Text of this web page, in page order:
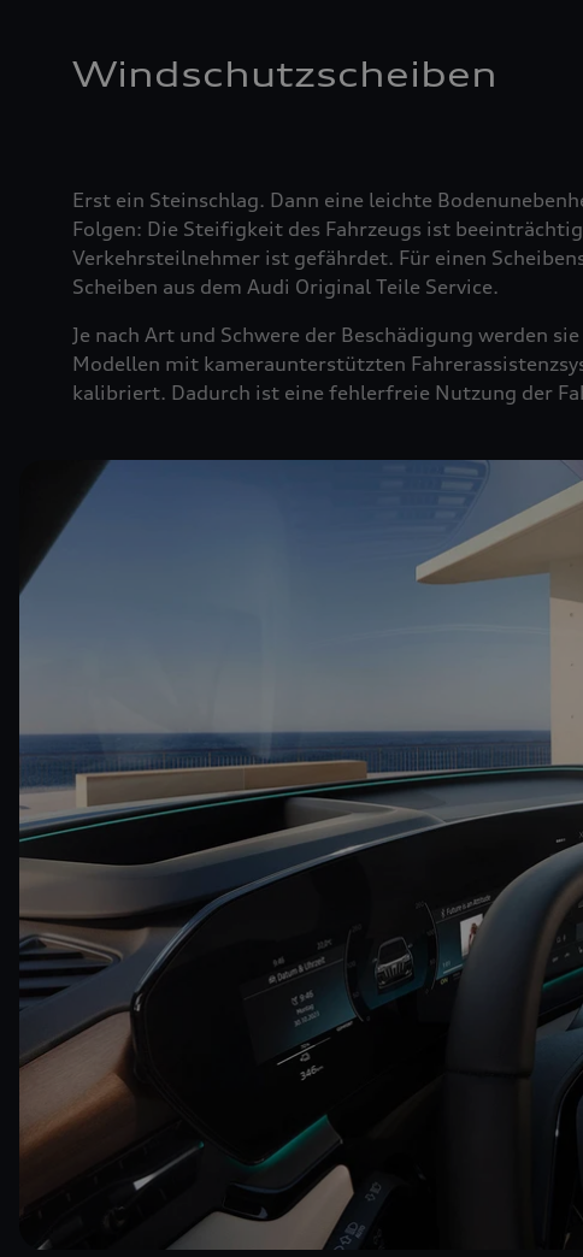
Windschutzscheiben
Erst ein Steinschlag. Dann eine leichte
Folgen: Die Steifigkeit des Fahrzeugs ist
Verkehrsteilnehmer ist gefährdet. Für einen
Scheiben aus dem Audi Original Teile Service.
Je nach Art und Schwere der Beschädigung werden
Modellen mit kameraunterstützten
kalibriert. Dadurch ist eine fehlerfreie Nutzung der